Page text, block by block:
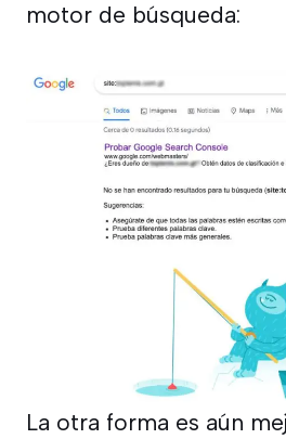
motor de búsqueda:
La otra forma es aún